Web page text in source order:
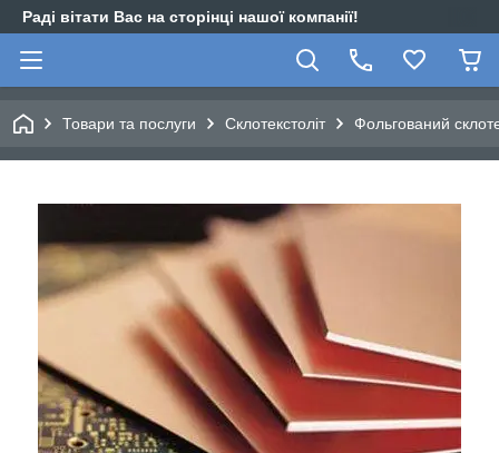
Раді вітати Вас на сторінці нашої компанії!
Товари та послуги Склотекстоліт Фольгований